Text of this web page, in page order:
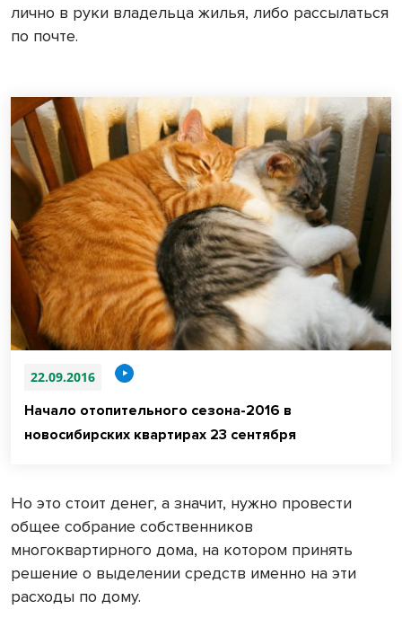
лично в руки владельца жилья, либо рассылаться
по почте.
22.09.2016
Начало отопительного сезона-2016 в
новосибирских квартирах 23 сентября
Но это стоит денег, а значит, нужно провести
общее собрание собственников
многоквартирного дома, на котором принять
решение о выделении средств именно на эти
расходы по дому.